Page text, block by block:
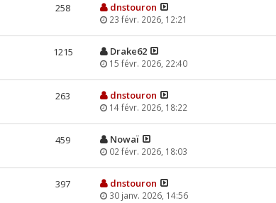
258 dnstouron
23 févr. 2026, 12:21
1215 Drake62
15 févr. 2026, 22:40
263 dnstouron
14 févr. 2026, 18:22
459 Nowaï
02 févr. 2026, 18:03
397 dnstouron
30 janv. 2026, 14:56